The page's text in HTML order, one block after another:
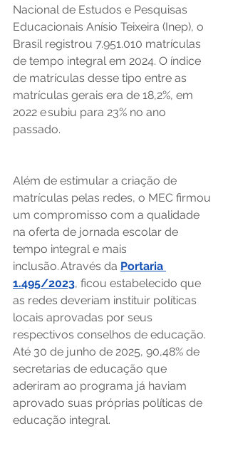
Nacional de Estudos e Pesquisas
Educacionais Anísio Teixeira (Inep), o
Brasil registrou 7.951.010 matrículas
de tempo integral em 2024. O índice
de matrículas desse tipo entre as
matrículas gerais era de 18,2%, em
2022 e subiu para 23% no ano
passado.
Além de estimular a criação de
matrículas pelas redes, o MEC firmou
um compromisso com a qualidade
na oferta de jornada escolar de
tempo integral e mais
inclusão. Através da Portaria
1.495/2023, ficou estabelecido que
as redes deveriam instituir políticas
locais aprovadas por seus
respectivos conselhos de educação.
Até 30 de junho de 2025, 90,48% de
secretarias de educação que
aderiram ao programa já haviam
aprovado suas próprias políticas de
educação integral.